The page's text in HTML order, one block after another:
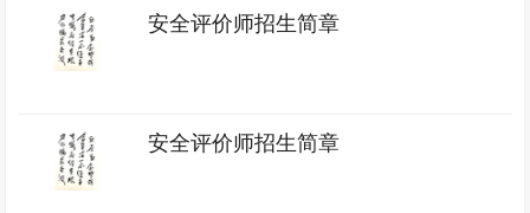
安全评价师招生简章
安全评价师招生简章